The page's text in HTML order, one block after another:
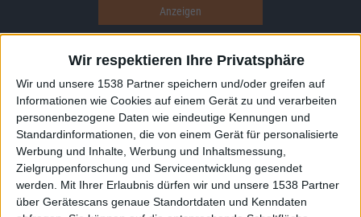
Wir respektieren Ihre Privatsphäre
Wir und unsere 1538 Partner speichern und/oder greifen auf
Informationen wie Cookies auf einem Gerät zu und verarbeiten
personenbezogene Daten wie eindeutige Kennungen und
Standardinformationen, die von einem Gerät für personalisierte
Werbung und Inhalte, Werbung und Inhaltsmessung,
Zielgruppenforschung und Serviceentwicklung gesendet
werden.
Mit Ihrer Erlaubnis dürfen wir und unsere 1538 Partner
über Gerätescans genaue Standortdaten und Kenndaten
Alben von Paul Di'Anno